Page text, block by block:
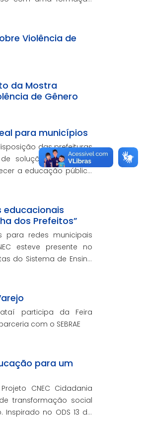
Violência de
da Mostra
de Gênero
para municípios
das prefeituras
soluções completas
a educação pública
que não
Prefeitos
educacionais
dos Prefeitos”
para redes municipais
esteve presente no
do Sistema de Ensino
escolar e parcerias
e
participa da Feira
com o SEBRAE
para um
CNEC Cidadania
transformação social
no ODS 13 da
da sustentabilidade.